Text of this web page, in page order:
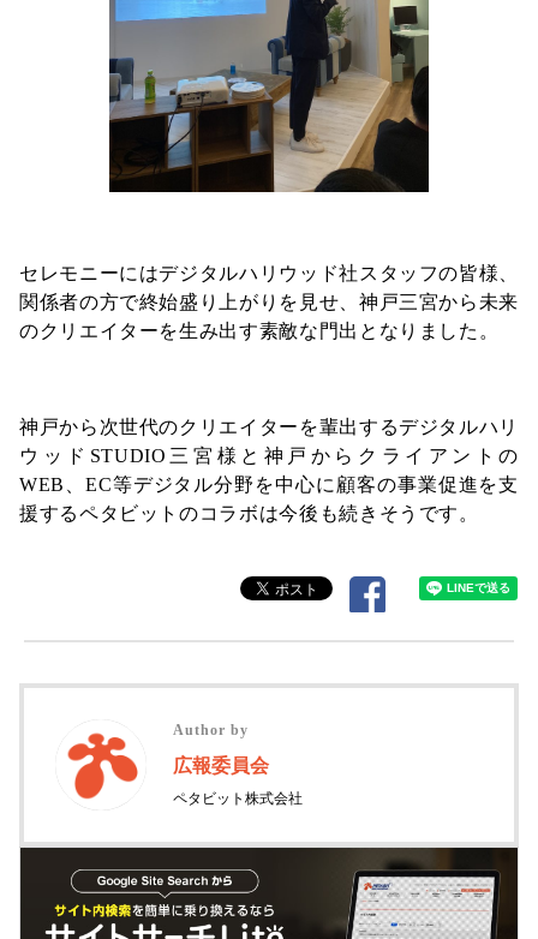
セレモニーにはデジタルハリウッド社スタッフの皆様、
関係者の方で終始盛り上がりを見せ、神戸三宮から未来
のクリエイターを生み出す素敵な門出となりました。
神戸から次世代のクリエイターを輩出するデジタルハリ
ウッドSTUDIO三宮様と神戸からクライアントの
WEB、EC等デジタル分野を中心に顧客の事業促進を支
援するペタビットのコラボは今後も続きそうです。
Author by
広報委員会
ペタビット株式会社